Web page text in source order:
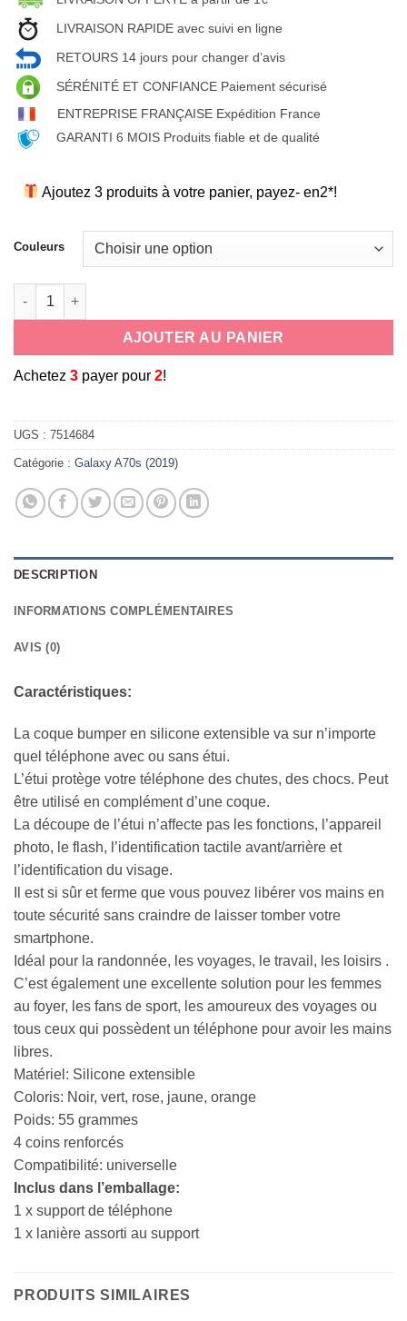
LIVRAISON RAPIDE avec suivi en ligne
RETOURS 14 jours pour changer d’avis
SÉRÉNITÉ ET CONFIANCE Paiement sécurisé
ENTREPRISE FRANÇAISE Expédition France
GARANTI 6 MOIS Produits fiable et de qualité
Ajoutez 3 produits à votre panier, payez- en2*!
Couleurs
quantité de coque souple universelle antichoc en silicone
AJOUTER AU PANIER
Achetez 3 payer pour 2!
UGS : 7514684
Catégorie : Galaxy A70s (2019)
DESCRIPTION
INFORMATIONS COMPLÉMENTAIRES
AVIS (0)
Caractéristiques:
La coque bumper en silicone extensible va sur n’importe
quel téléphone avec ou sans étui.
L’étui protège votre téléphone des chutes, des chocs. Peut
être utilisé en complément d’une coque.
La découpe de l’étui n’affecte pas les fonctions, l’appareil
photo, le flash, l’identification tactile avant/arrière et
l’identification du visage.
Il est si sûr et ferme que vous pouvez libérer vos mains en
toute sécurité sans craindre de laisser tomber votre
smartphone.
Idéal pour la randonnée, les voyages, le travail, les loisirs .
C’est également une excellente solution pour les femmes
au foyer, les fans de sport, les amoureux des voyages ou
tous ceux qui possèdent un téléphone pour avoir les mains
libres.
Matériel: Silicone extensible
Coloris: Noir, vert, rose, jaune, orange
Poids: 55 grammes
4 coins renforcés
Compatibilité: universelle
Inclus dans l’emballage:
1 x support de téléphone
1 x lanière assorti au support
PRODUITS SIMILAIRES